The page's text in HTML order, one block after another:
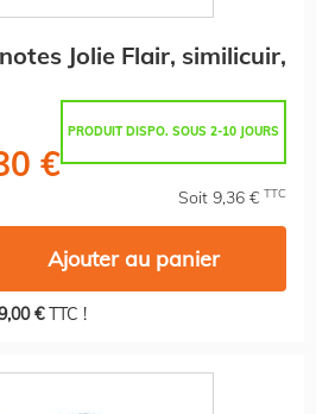
Jolie Flair, similicuir,
PRODUIT DISPO. SOUS 2-10 JOURS
€
Soit 9,36 € TTC
Ajouter au panier
€TTC !